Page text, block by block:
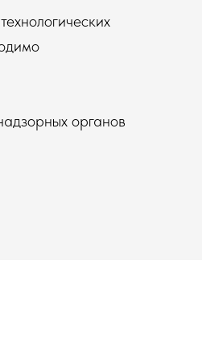
органов